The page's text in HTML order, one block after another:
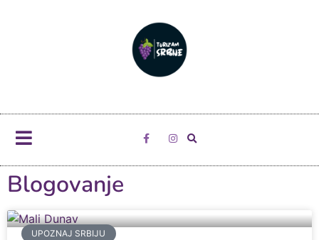
Blogovanje
UPOZNAJ SRBIJU